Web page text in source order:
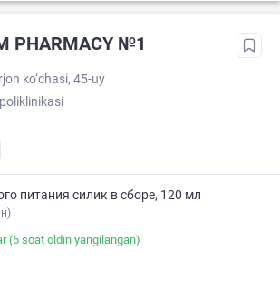
PHARMACY №1
ko‘chasi, 45-uy
XX
питания силик в сборе, 120 мл
(6 soat oldin yangilangan)